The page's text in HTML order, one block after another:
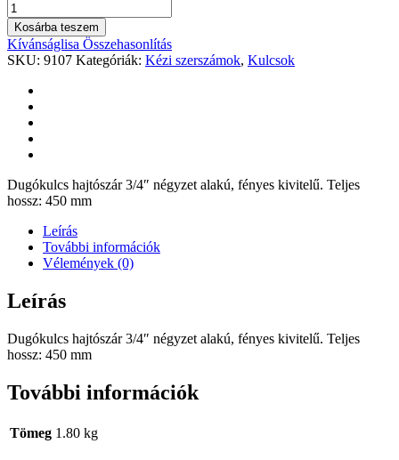
Kosárba teszem
Kívánságlisa Összehasonlítás
SKU: 9107 Kategóriák: Kézi szerszámok, Kulcsok
Dugókulcs hajtószár 3/4″ négyzet alakú, fényes kivitelű. Teljes
hossz: 450 mm
Leírás
További információk
Vélemények (0)
Leírás
Dugókulcs hajtószár 3/4″ négyzet alakú, fényes kivitelű. Teljes
hossz: 450 mm
További információk
Tömeg 1.80 kg